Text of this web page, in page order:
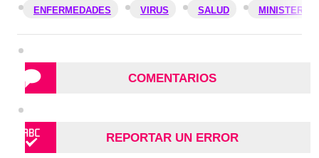
ENFERMEDADES VIRUS SALUD MINISTERIO
COMENTARIOS
REPORTAR UN ERROR